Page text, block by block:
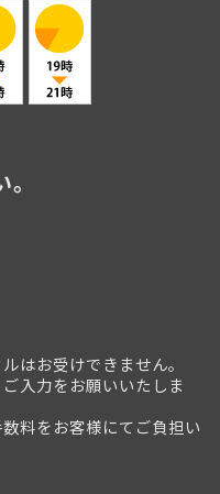
はお受けできません。
入力をお願いいたしま
料をお客様にてご負担い